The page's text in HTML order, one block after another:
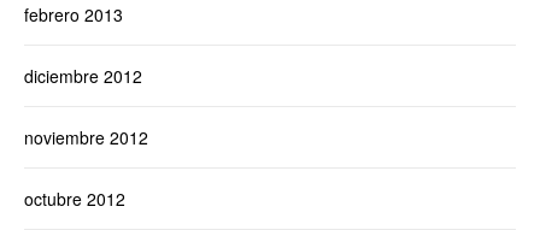
febrero 2013
diciembre 2012
noviembre 2012
octubre 2012